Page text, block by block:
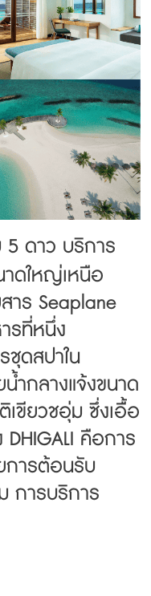
ดาว บริการ
ดใหญ่เหนือ
าร Seaplane
รที่หนึ่ง
ชุดสปาใน
ำกลางแจ้งขนาด
เขียวชอุ่ม ซึ่งเอื้อ
คือการ
การต้อนรับ
การบริการ